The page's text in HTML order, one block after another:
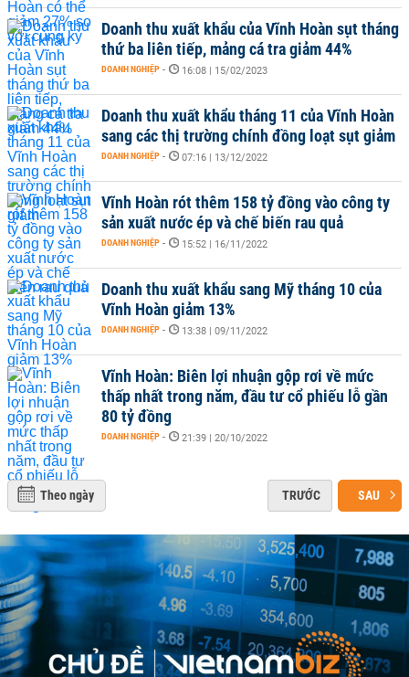
Doanh thu xuất khẩu của Vĩnh Hoàn sụt tháng
thứ ba liên tiếp, mảng cá tra giảm 44%
DOANH NGHIỆP - 16:08 | 15/02/2023
Doanh thu xuất khẩu tháng 11 của Vĩnh Hoàn
sang các thị trường chính đồng loạt sụt giảm
DOANH NGHIỆP - 07:16 | 13/12/2022
Vĩnh Hoàn rót thêm 158 tỷ đồng vào công ty
sản xuất nước ép và chế biến rau quả
DOANH NGHIỆP - 15:52 | 16/11/2022
Doanh thu xuất khẩu sang Mỹ tháng 10 của
Vĩnh Hoàn giảm 13%
DOANH NGHIỆP - 13:38 | 09/11/2022
Vĩnh Hoàn: Biên lợi nhuận gộp rơi về mức
thấp nhất trong năm, đầu tư cổ phiếu lỗ gần
80 tỷ đồng
DOANH NGHIỆP - 21:39 | 20/10/2022
Theo ngày TRƯỚC SAU